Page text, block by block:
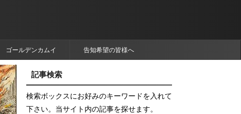
ゴールデンカムイ 告知希望の皆様へ
記事検索
検索ボックスにお好みのキーワードを入れて
下さい。当サイト内の記事を探せます。